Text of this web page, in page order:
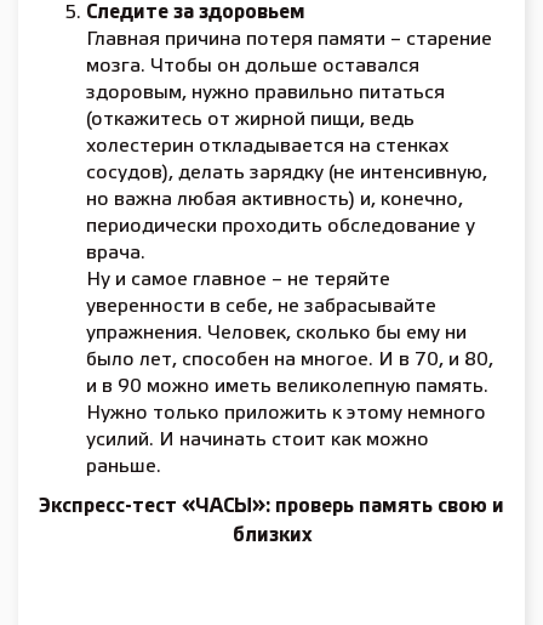
Следите за здоровьем
Главная причина потеря памяти – старение
мозга. Чтобы он дольше оставался
здоровым, нужно правильно питаться
(откажитесь от жирной пищи, ведь
холестерин откладывается на стенках
сосудов), делать зарядку (не интенсивную,
но важна любая активность) и, конечно,
периодически проходить обследование у
врача.
Ну и самое главное – не теряйте
уверенности в себе, не забрасывайте
упражнения. Человек, сколько бы ему ни
было лет, способен на многое. И в 70, и 80,
и в 90 можно иметь великолепную память.
Нужно только приложить к этому немного
усилий. И начинать стоит как можно
раньше.
Экспресс-тест «ЧАСЫ»: проверь память свою и
близких